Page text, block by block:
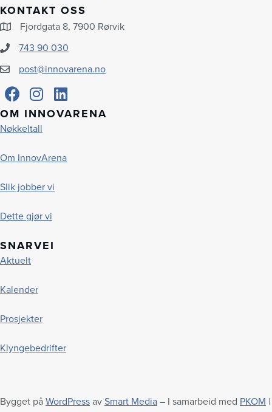
KONTAKT OSS
Fjordgata 8, 7900 Rørvik
743 90 030
post@innovarena.no
OM INNOVARENA
Nøkkeltall
Om InnovArena
Slik jobber vi
Dette gjør vi
SNARVEI
Aktuelt
Kalender
Prosjekter
Klyngebedrifter
Bygget på WordPress av Smart Media – I samarbeid med PKOM |